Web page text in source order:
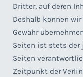
Dritter, auf deren
Deshalb können
Gewähr
Seiten ist stets der
Seiten
Zeitpunkt der